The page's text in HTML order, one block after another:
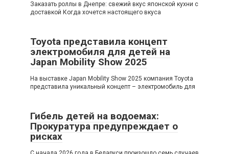
Заказать роллы в Днепре: свежий вкус японской кухни с
доставкой Когда хочется настоящего вкуса
Toyota представила концепт
электромобиля для детей на
Japan Mobility Show 2025
На выставке Japan Mobility Show 2025 компания Toyota
представила уникальный концепт – электромобиль для
Гибель детей на водоемах:
Прокуратура предупреждает о
рисках